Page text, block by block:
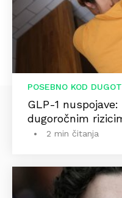
POSEBNO KOD
GLP-1
dugoročnim
2 min čitanja